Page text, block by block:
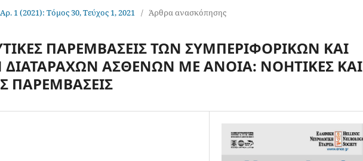
1 (2021): Τόμος 30, Τεύχος 1, 2021 / Άρθρα ανασκόπησης
ΠΑΡΕΜΒΑΣΕΙΣ ΤΩΝ ΣΥΜΠΕΡΙΦΟΡΙΚΩΝ ΚΑΙ
ΑΣΘΕΝΩΝ ΜΕ ΑΝΟΙΑ: ΝΟΗΤΙΚΕΣ ΚΑΙ
ΠΑΡΕΜΒΑΣΕΙΣ